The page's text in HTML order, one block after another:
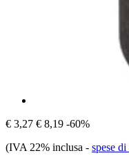
€ 3,27 € 8,19 -60%
(IVA 22% inclusa - spese